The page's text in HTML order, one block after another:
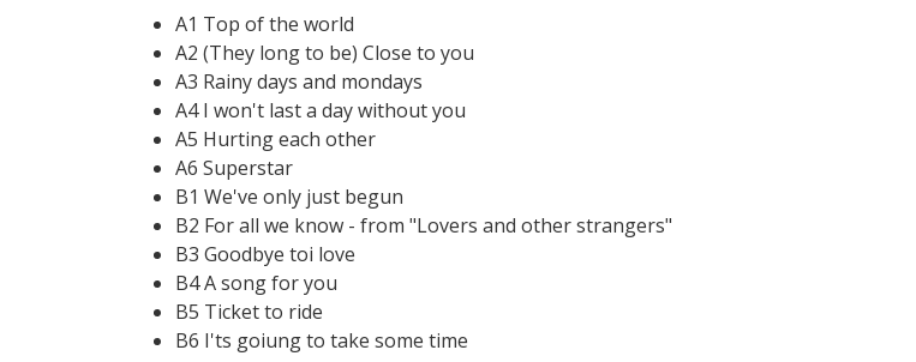
A1 Top of the world
A2 (They long to be) Close to you
A3 Rainy days and mondays
A4 I won't last a day without you
A5 Hurting each other
A6 Superstar
B1 We've only just begun
B2 For all we know - from "Lovers and other strangers"
B3 Goodbye toi love
B4 A song for you
B5 Ticket to ride
B6 I'ts goiung to take some time